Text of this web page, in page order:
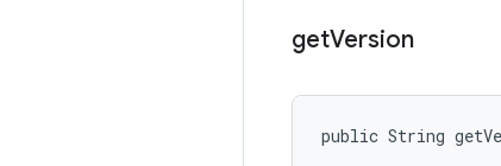
getVersion
public String